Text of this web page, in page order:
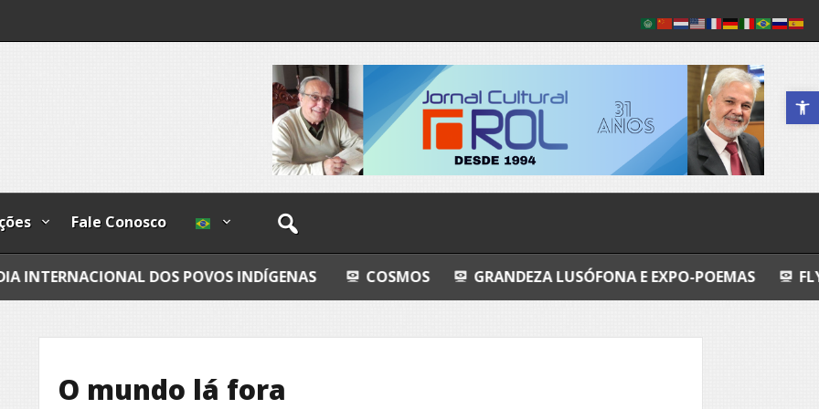
Abrir a
Fale Conosco
DOS POVOS INDÍGENAS COSMOS GRANDEZA LUSÓFONA E EXPO-POEMAS FLY FISHING
O mundo lá fora